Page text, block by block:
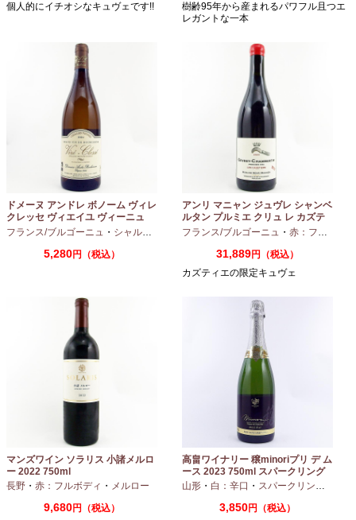
個人的にイチオシなキュヴェです!!
樹齢95年から産まれるパワフル且つエ
レガントな一本
ドメーヌ アンドレ ボノーム ヴィレ
クレッセ ヴィエイユ ヴィーニュ
2024 750ml
フランス/ブルゴーニュ ・ シャルドネ
5,280円（税込）
アンリ マニャン ジュヴレ シャンベ
ルタン プルミエ クリュ レ カズテ
ィエ エルバージュ 24 モワ 2023
フランス/ブルゴーニュ ・ 赤：フルボディ
31,889円（税込）
カズティエの限定キュヴェ
マンズワイン ソラリス 小諸メルロ
ー 2022 750ml
長野 ・ 赤：フルボディ ・ メルロー
9,680円（税込）
高畠ワイナリー 穣minoriプリ デ ム
ース 2023 750ml スパークリング
ワイン
山形 ・ 白：辛口 ・ スパークリングワイン
3,850円（税込）